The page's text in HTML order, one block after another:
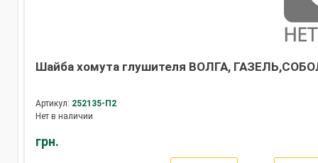
Шайба хомута глушителя ВОЛГА,
Артикул: 252135-П2
Нет в наличии
грн.